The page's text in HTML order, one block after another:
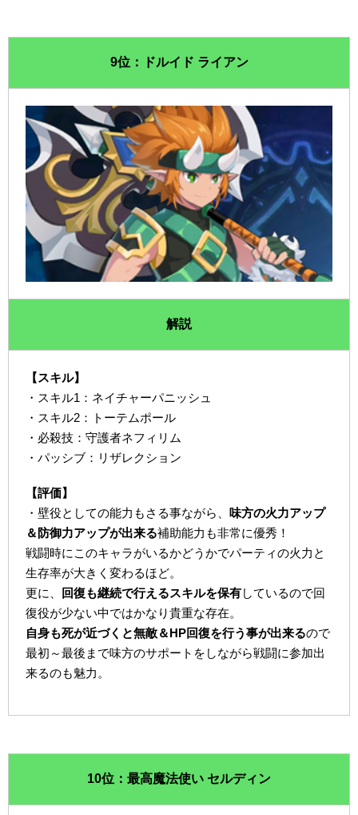
9位：ドルイド ライアン
解説
【スキル】
・スキル1：ネイチャーパニッシュ
・スキル2：トーテムポール
・必殺技：守護者ネフィリム
・パッシブ：リザレクション
【評価】
・壁役としての能力もさる事ながら、味方の火力アップ
＆防御力アップが出来る補助能力も非常に優秀！
戦闘時にこのキャラがいるかどうかでパーティの火力と
生存率が大きく変わるほど。
更に、
回復も継続で行えるスキルを保有しているので回
復役が少ない中ではかなり貴重な存在。
自身も死が近づくと無敵＆HP回復を行う事が出来るので
最初～最後まで味方のサポートをしながら戦闘に参加出
来るのも魅力。
10位：最高魔法使い セルディン